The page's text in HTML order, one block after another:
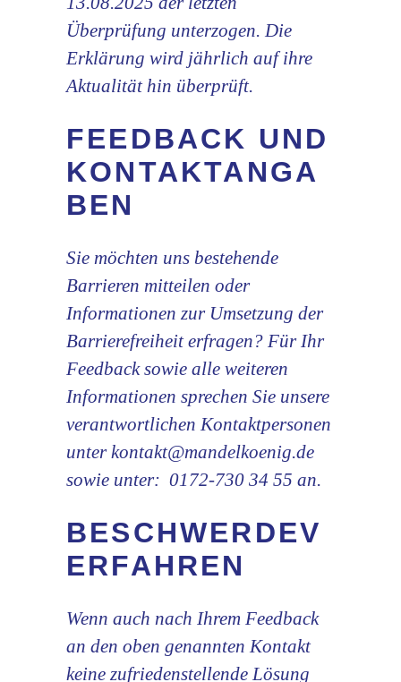
Überprüfung unterzogen. Die
Erklärung wird jährlich auf ihre
Aktualität hin überprüft.
FEEDBACK UND
KONTAKTANGA
BEN
Sie möchten uns bestehende
Barrieren mitteilen oder
Informationen zur Umsetzung der
Barrierefreiheit erfragen? Für Ihr
Feedback sowie alle weiteren
Informationen sprechen Sie unsere
verantwortlichen Kontaktpersonen
unterkontakt@mandelkoenig.de
sowie unter: 0172-730 34 55 an.
BESCHWERDEV
ERFAHREN
Wenn auch nach Ihrem Feedback
an den oben genannten Kontakt
keine zufriedenstellende Lösung